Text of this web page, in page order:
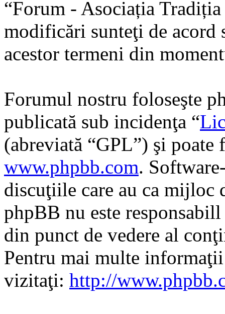
“Forum - Asociația
modificări sunteţi de acord
acestor termeni din
Forumul nostru foloseşte
publicată sub incidenţa “
(abreviată “GPL”) şi poate
www.phpbb.com.
discuţiile care au ca mijloc
phpBB nu este
din punct de vedere al
Pentru mai multe
vizitaţi: http://